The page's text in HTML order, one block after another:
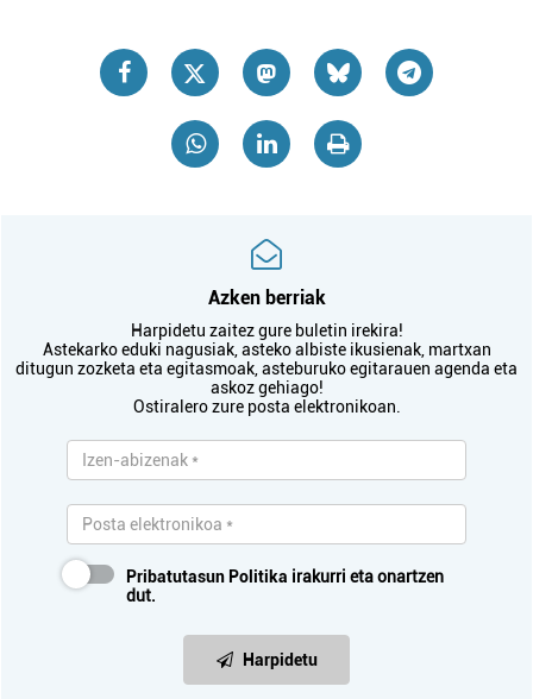
Azken berriak
Harpidetu zaitez gure buletin irekira!
Astekarko eduki nagusiak, asteko albiste ikusienak, martxan
ditugun zozketa eta egitasmoak, asteburuko egitarauen agenda eta
askoz gehiago!
Ostiralero zure posta elektronikoan.
Pribatutasun Politika irakurri eta onartzen
dut.
Harpidetu